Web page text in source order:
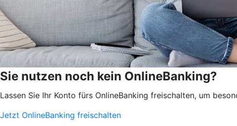
Sie nutzen noch kein OnlineBanking?
Lassen Sie Ihr Konto fürs OnlineBanking freischalten, um
Jetzt OnlineBanking freischalten